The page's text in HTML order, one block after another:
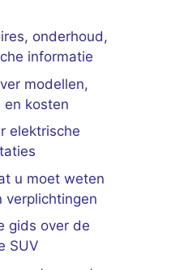
onderhoud,
informatie
modellen,
en kosten
elektrische
u moet weten
verplichtingen
gids over de
SUV